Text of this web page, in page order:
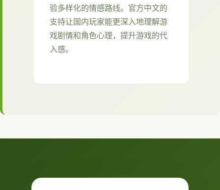
验多样化的情感路线。官方中文的
支持让国内玩家能更深入地理解游
戏剧情和角色心理，提升游戏的代
入感。